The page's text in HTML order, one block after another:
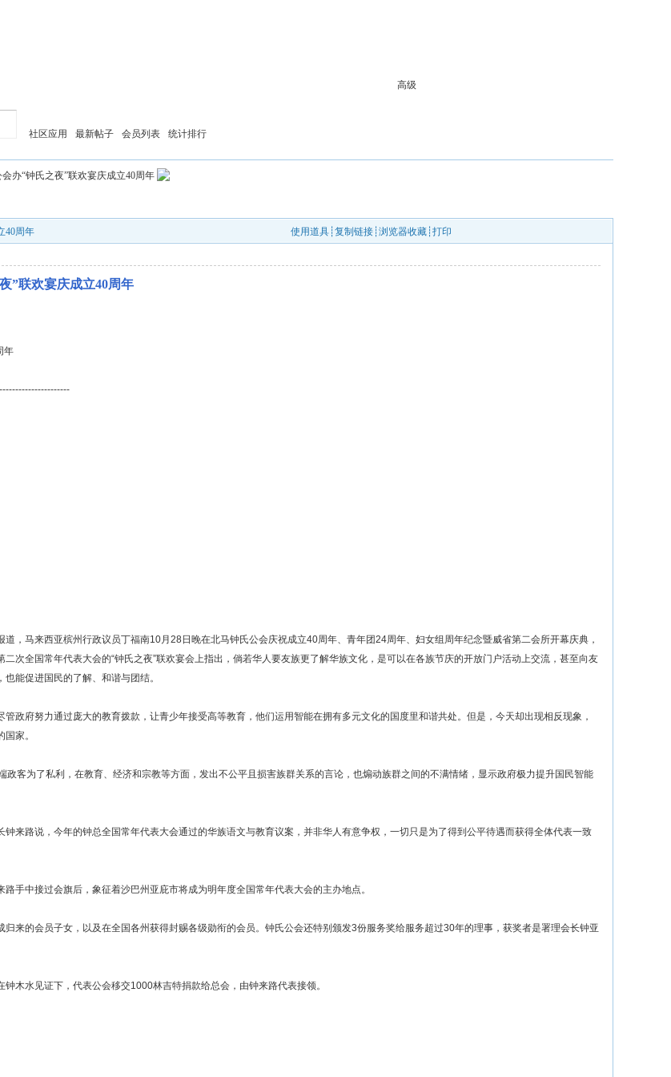
高级
社区应用 最新帖子 会员列表 统计排行
会办“钟氏之夜”联欢宴庆成立40周年
40周年
使用道具 ┊ 复制链接 ┊ 浏览器收藏 ┊ 打印
”联欢宴庆成立40周年
年
，马来西亚槟州行政议员丁福南10月28日晚在北马钟氏公会庆祝成立40周年、青年团24周年、妇女组周年纪念暨威省第二会所开幕庆典，
次全国常年代表大会的“钟氏之夜”联欢宴会上指出，倘若华人要友族更了解华族文化，是可以在各族节庆的开放门户活动上交流，甚至向友
能促进国民的了解、和谐与团结。
府努力通过庞大的教育拨款，让青少年接受高等教育，他们运用智能在拥有多元文化的国度里和谐共处。但是，今天却出现相反现象，
家。
为了私利，在教育、经济和宗教等方面，发出不公平且损害族群关系的言论，也煽动族群之间的不满情绪，显示政府极力提升国民智能
路说，今年的钟总全国常年代表大会通过的华族语文与教育议案，并非华人有意争权，一切只是为了得到公平待遇而获得全体代表一致
中接过会旗后，象征着沙巴州亚庇市将成为明年度全国常年代表大会的主办地点。
的会员子女，以及在全国各州获得封赐各级勋衔的会员。钟氏公会还特别颁发3份服务奖给服务超过30年的理事，获奖者是署理会长钟亚
水见证下，代表公会移交1000林吉特捐款给总会，由钟来路代表接领。